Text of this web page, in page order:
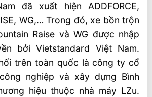
4.0 đã xuất hiện ADDFORCE,
WG,… Trong đó, xe bồn trộn
Raise và WG được nhập
bởi Vietstandard Việt Nam.
trên toàn quốc là công ty cổ
nghiệp và xây dựng Bình
hiệu thuộc nhà máy LZu.